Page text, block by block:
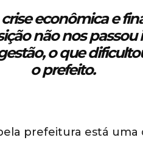
econômica e
não nos
o que
o prefeito.
prefeitura está uma